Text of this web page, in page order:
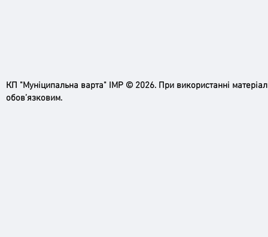
КП "Муніципальна варта" ІМР © 2026. При використанні
обов’язковим.